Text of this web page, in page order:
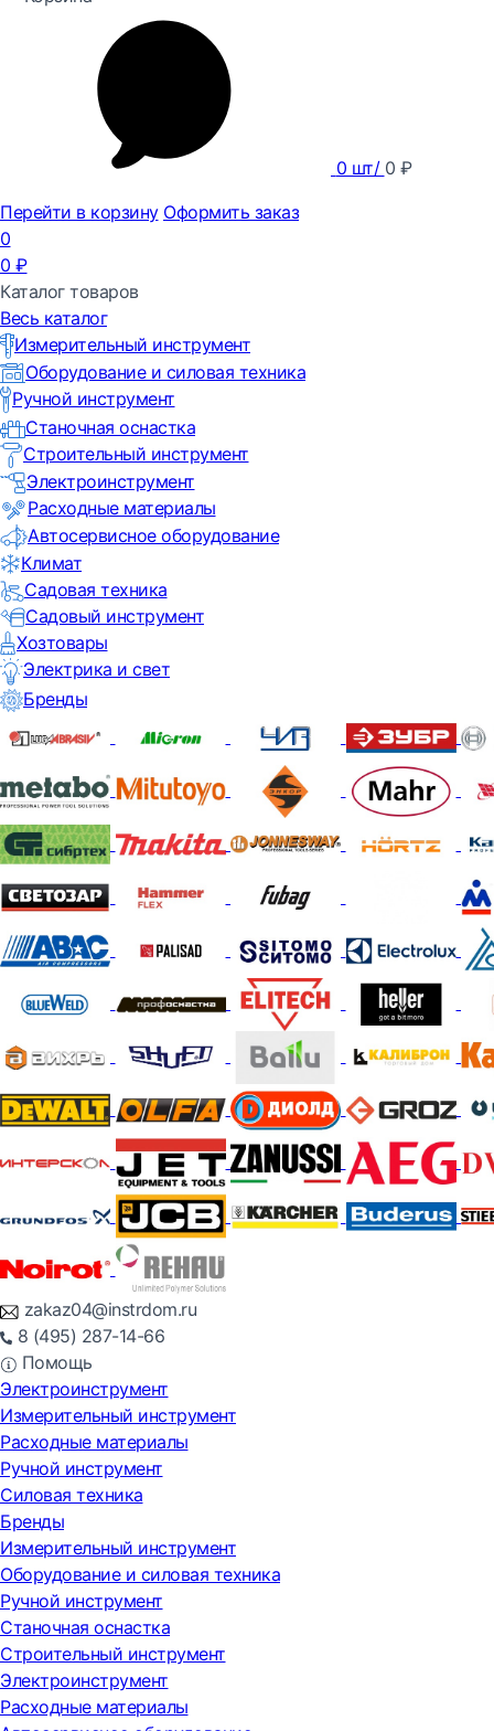
0 шт/ 0 ₽
Перейти в корзину Оформить заказ
0
0 ₽
Каталог товаров
Весь каталог
Измерительный инструмент
Оборудование и силовая техника
Ручной инструмент
Станочная оснастка
Строительный инструмент
Электроинструмент
Расходные материалы
Автосервисное оборудование
Климат
Садовая техника
Садовый инструмент
Хозтовары
Электрика и свет
Бренды
zakaz04@instrdom.ru
8 (495) 287-14-66
Помощь
Электроинструмент
Измерительный инструмент
Расходные материалы
Ручной инструмент
Силовая техника
Бренды
Измерительный инструмент
Оборудование и силовая техника
Ручной инструмент
Станочная оснастка
Строительный инструмент
Электроинструмент
Расходные материалы